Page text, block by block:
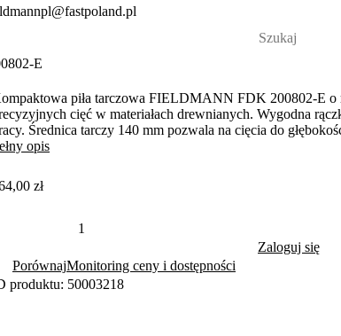
E
piła tarczowa FIELDMANN FDK 200802-E o
cięć w materiałach drewnianych. Wygodna
Średnica tarczy 140 mm pozwala na cięcia do
opis
zł
Zaloguj się
PorównajMonitoring ceny i dostępności
produktu: 50003218